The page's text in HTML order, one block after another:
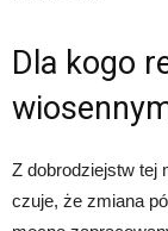
Dla kogo
Z dobrodziejstw tej
czuje, że zmiana